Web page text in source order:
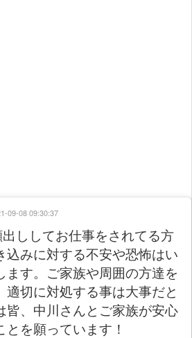
ししてお仕事をされてる方
込みに対する不安や恐怖はい
ます。ご家族や周囲の方達を
切に対処する事は大事だと
皆、中川さんとご家族が安心
を願っています！
09-08 09:30:37